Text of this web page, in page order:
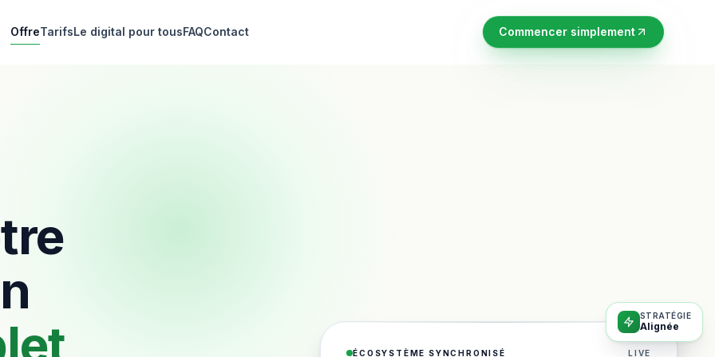
OffreTarifsLe digital pour tousFAQContact Commencer simplement
ÉCOSYSTÈME SYNCHRONISÉ LIVE
STRATÉGIE
Alignée